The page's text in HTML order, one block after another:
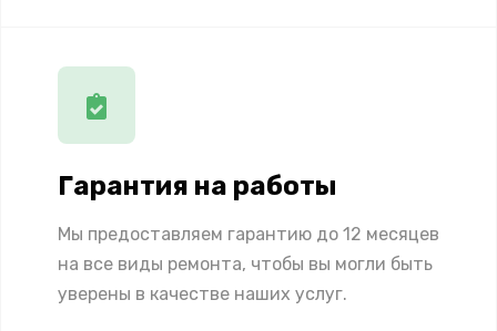
Гарантия на работы
Мы предоставляем гарантию до 12 месяцев
на все виды ремонта, чтобы вы могли быть
уверены в качестве наших услуг.